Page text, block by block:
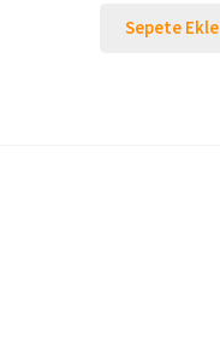
Sepete Ekle